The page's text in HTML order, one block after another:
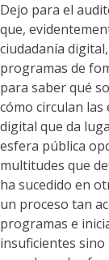
Dejo para el
que,
ciudadanía
programas de
para saber qué
cómo circulan
digital que da
esfera pública
multitudes que
ha sucedido en
un proceso tan
programas e
insuficientes